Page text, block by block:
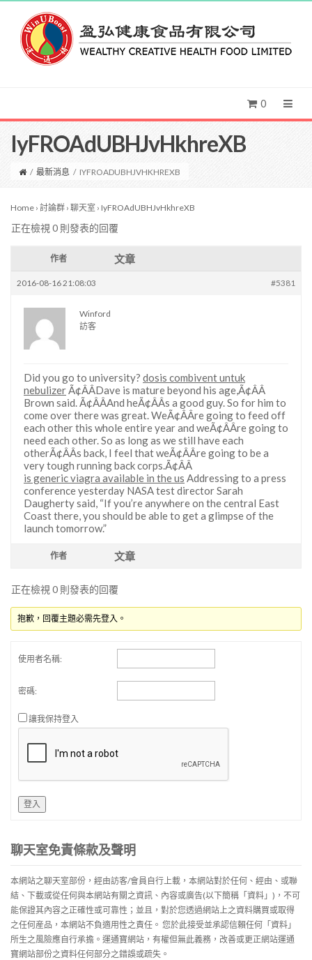
0
IyFROAdUBHJvHkhreXB
/ 最新消息 / IYFROADUBHJVHKHREXB
Home › 討論群 › 聊天室 › IyFROAdUBHJvHkhreXB
正在檢視 0 則發表的回覆
作者 文章
2016-08-16 21:08:03 #5381
Winford
訪客
Did you go to university? dosis combivent untuk
nebulizerÃ¢ÂÂDave is mature beyond his age,Ã¢ÂÂ
Brown said. Ã¢ÂÂAnd heÃ¢ÂÂs a good guy. So for him to
come over there was great. WeÃ¢ÂÂre going to feed off
each other this whole entire year and weÃ¢ÂÂre going to
need each other. So as long as we still have each
otherÃ¢ÂÂs back, I feel that weÃ¢ÂÂre going to be a
very tough running back corps.Ã¢ÂÂ
is generic viagra available in the us Addressing to a press
conference yesterday NASA test director Sarah
Daugherty said, “If you’re anywhere on the central East
Coast there, you should be able to get a glimpse of the
launch tomorrow.”
作者 文章
正在檢視 0 則發表的回覆
抱歉，回覆主題必需先登入。
使用者名稱:
密碼:
讓我保持登入
登入
聊天室免責條款及聲明
本網站之聊天室部份，經由訪客/會員自行上載，本網站對於任何、經由、或聯
結、下載或從任何與本網站有關之資訊、內容或廣告(以下簡稱「資料」)，不可
能保證其內容之正確性或可靠性；並且，對於您透過網站上之資料購買或取得
之任何産品，本網站不負適用性之責任。 您於此接受並承認信賴任何「資料」
所生之風險應自行承擔。運通寶網站，有權但無此義務，改善或更正網站運通
寶網站部份之資料任何部分之錯誤或疏失。